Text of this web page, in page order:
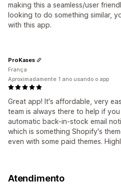
making this a seamless/user
looking to do something similar,
with this app.
Great app! It's affordable, very
team is always there to help if
automatic back-in-stock email
which is something Shopify's
even with some paid themes.
ProKases
França
Aproximadamente 1 ano usando o app
Atendimento